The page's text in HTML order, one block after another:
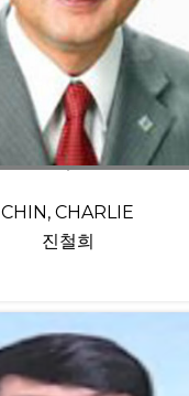
CHIN, CHARLIE
진철희